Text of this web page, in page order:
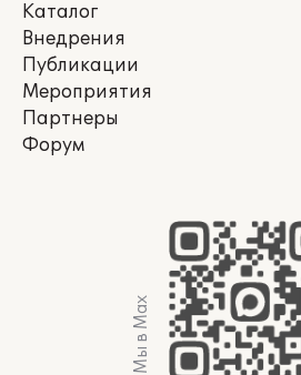
Каталог
Внедрения
Публикации
Мероприятия
Партнеры
Форум
Мы в Max